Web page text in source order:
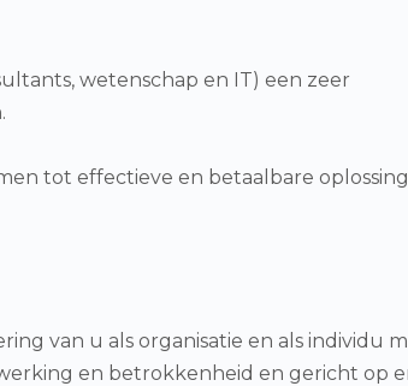
wetenschap en IT) een zeer
tot effectieve en betaalbare
van u als organisatie en als individu
en betrokkenheid en gericht op